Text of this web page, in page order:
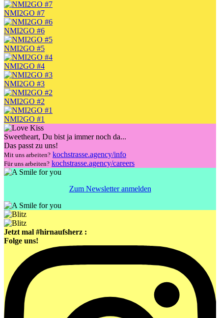
NMI2GO #7
NMI2GO #6
NMI2GO #5
NMI2GO #4
NMI2GO #3
NMI2GO #2
NMI2GO #1
Sweetheart, Du bist ja immer noch da...
Das passt zu uns!
Mit uns arbeiten? kochstrasse.agency/info
Für uns arbeiten? kochstrasse.agency/careers
Zum Newsletter anmelden
Jetzt mal #hirnaufsherz :
Folge uns!